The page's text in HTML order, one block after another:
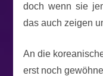
doch wenn sie
das auch zeigen
An die
erst noch